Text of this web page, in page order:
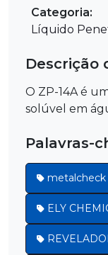
Categoria:
Líquido
Descrição
O ZP-14A é
solúvel em
Palavras-
metalcheck
ELY